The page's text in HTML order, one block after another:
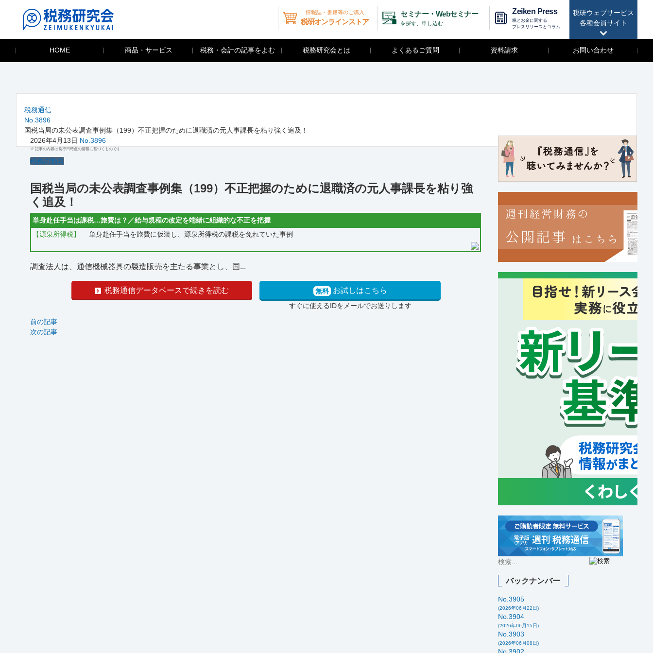
税研ウェブサービス
各種会員サイト
情報誌・書籍等のご購入
税研オンラインストア
セミナー・Webセミナー
を探す、申し込む
Zeiken Press
税とお金に関する
プレスリリースとコラム
HOME 商品・サービス 税務・会計の記事をよむ 税務研究会とは よくあるご質問 資料請求 お問い合わせ
税務通信
No.3896
国税当局の未公表調査事例集（199）不正把握のために退職済の元人事課長を粘り強く追及！
2026年4月13日 No.3896
※ 記事の内容は発行日時点の情報に基づくものです
税務の動向
国税当局の未公表調査事例集（199）不正把握のために退職済の元人事課長を粘り強
く追及！
単身赴任手当は課税…旅費は？／給与規程の改定を端緒に組織的な不正を把握
【源泉所得税】
単身赴任手当を旅費に仮装し、源泉所得税の課税を免れていた事例
調査法人は、通信機械器具の製造販売を主たる事業とし、国...
税務通信データベースで続きを読む 無料 お試しはこちら
すぐに使えるIDをメールでお送りします
前の記事
次の記事
バックナンバー
No.3905
(2026年06月22日)
No.3904
(2026年06月15日)
No.3903
(2026年06月08日)